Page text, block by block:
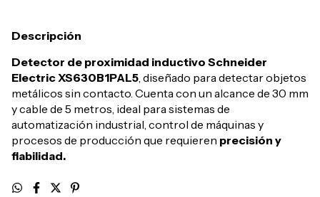
Descripción
Detector de proximidad inductivo Schneider
Electric XS630B1PAL5, diseñado para detectar objetos
metálicos sin contacto. Cuenta con un alcance de 30 mm
y cable de 5 metros, ideal para sistemas de
automatización industrial, control de máquinas y
procesos de producción que requieren precisión y
fiabilidad.